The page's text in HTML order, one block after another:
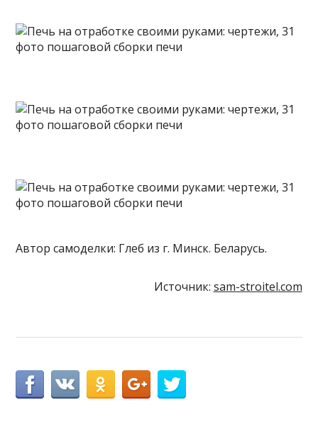
Автор самоделки: Глеб из г. Минск. Беларусь.
Источник: sam-stroitel.com